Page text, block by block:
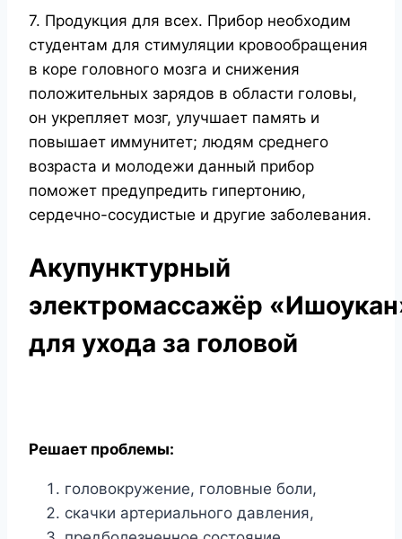
7. Продукция для всех. Прибор необходим
студентам для стимуляции кровообращения
в коре головного мозга и снижения
положительных зарядов в области головы,
он укрепляет мозг, улучшает память и
повышает иммунитет; людям среднего
возраста и молодежи данный прибор
поможет предупредить гипертонию,
сердечно-сосудистые и другие заболевания.
Акупунктурный
электромассажёр
для ухода за головой
Решает проблемы:
головокружение, головные боли,
скачки артериального давления,